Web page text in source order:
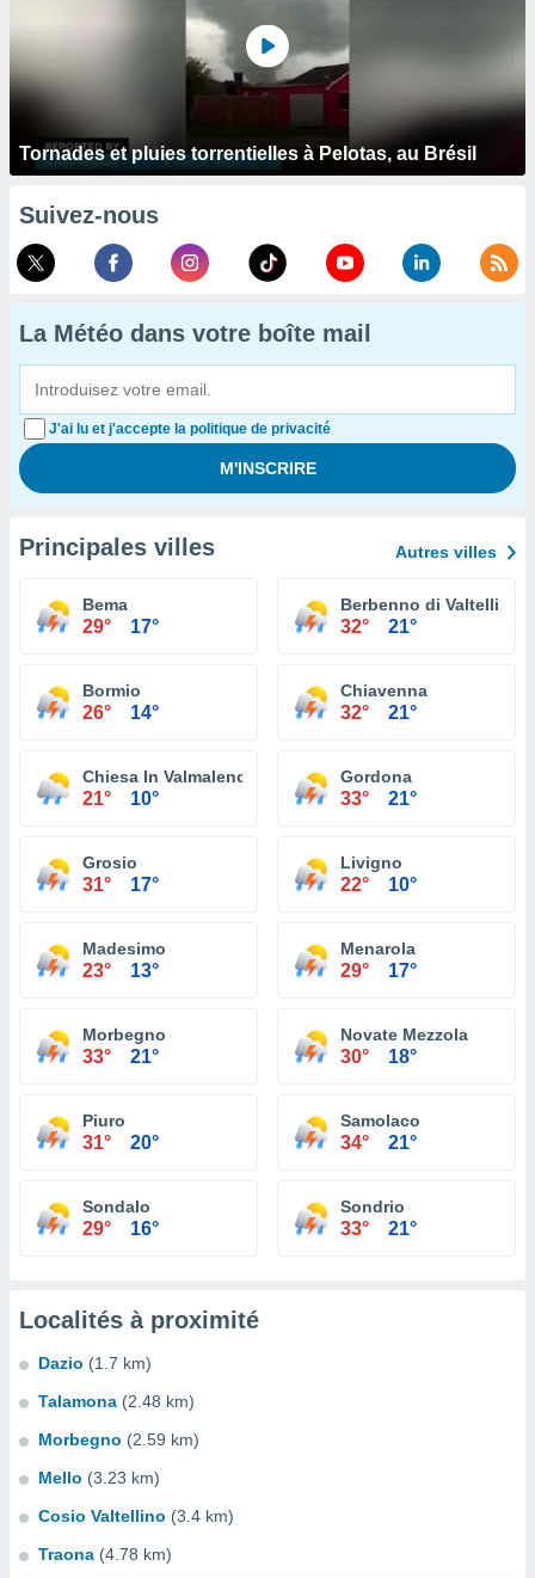
Tornades et pluies torrentielles à Pelotas, au Brésil
Suivez-nous
La Météo dans votre boîte mail
J'ai lu et j'accepte la politique de privacité
Principales villes Autres villes
Bema
29° 17°
Berbenno di Valtellina
32° 21°
Bormio
26° 14°
Chiavenna
32° 21°
Chiesa In Valmalenco
21° 10°
Gordona
33° 21°
Grosio
31° 17°
Livigno
22° 10°
Madesimo
23° 13°
Menarola
29° 17°
Morbegno
33° 21°
Novate Mezzola
30° 18°
Piuro
31° 20°
Samolaco
34° 21°
Sondalo
29° 16°
Sondrio
33° 21°
Localités à proximité
Dazio (1.7 km)
Talamona (2.48 km)
Morbegno (2.59 km)
Mello (3.23 km)
Cosio Valtellino (3.4 km)
Traona (4.78 km)